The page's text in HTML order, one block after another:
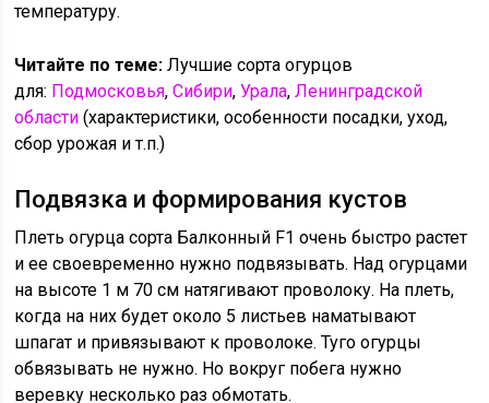
температуру.
Читайте по теме:Лучшие сорта огурцов
для: Подмосковья,Сибири,Урала,Ленинградской
области (характеристики, особенности посадки, уход,
сбор урожая и т.п.)
Подвязка и формирования кустов
Плеть огурца сорта Балконный F1 очень быстро растет
и ее своевременно нужно подвязывать. Над огурцами
на высоте 1 м 70 см натягивают проволоку. На плеть,
когда на них будет около 5 листьев наматывают
шпагат и привязывают к проволоке. Туго огурцы
обвязывать не нужно. Но вокруг побега нужно
веревку несколько раз обмотать.